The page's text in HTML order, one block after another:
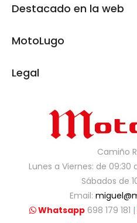
Destacado en la web
Camiño
Lunes a Viernes: de 09:30
Sábados de
Email:
Whatsapp698 179 181 |
MotoLugo
Legal